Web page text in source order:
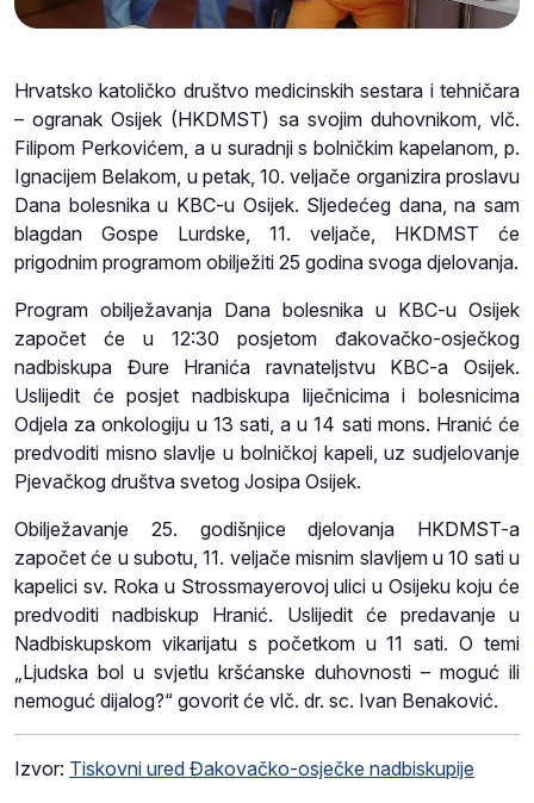
Hrvatsko katoličko društvo medicinskih sestara i tehničara
– ogranak Osijek (HKDMST) sa svojim duhovnikom, vlč.
Filipom Perkovićem, a u suradnji s bolničkim kapelanom, p.
Ignacijem Belakom, u petak, 10. veljače organizira proslavu
Dana bolesnika u KBC-u Osijek. Sljedećeg dana, na sam
blagdan Gospe Lurdske, 11. veljače, HKDMST će
prigodnim programom obilježiti 25 godina svoga djelovanja.
Program obilježavanja Dana bolesnika u KBC-u Osijek
započet će u 12:30 posjetom đakovačko-osječkog
nadbiskupa Đure Hranića ravnateljstvu KBC-a Osijek.
Uslijedit će posjet nadbiskupa liječnicima i bolesnicima
Odjela za onkologiju u 13 sati, a u 14 sati mons. Hranić će
predvoditi misno slavlje u bolničkoj kapeli, uz sudjelovanje
Pjevačkog društva svetog Josipa Osijek.
Obilježavanje 25. godišnjice djelovanja HKDMST-a
započet će u subotu, 11. veljače misnim slavljem u 10 sati u
kapelici sv. Roka u Strossmayerovoj ulici u Osijeku koju će
predvoditi nadbiskup Hranić. Uslijedit će predavanje u
Nadbiskupskom vikarijatu s početkom u 11 sati. O temi
„Ljudska bol u svjetlu kršćanske duhovnosti – moguć ili
nemoguć dijalog?“ govorit će vlč. dr. sc. Ivan Benaković.
Izvor: Tiskovni ured Đakovačko-osječke nadbiskupije